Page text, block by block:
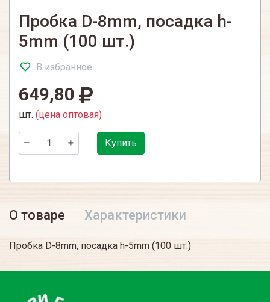
Пробка D-8mm, посадка h-
5mm (100 шт.)
В избранное
649,80
шт. (цена оптовая)
Купить
О товаре Характеристики
Пробка D-8mm, посадка h-5mm (100 шт.)